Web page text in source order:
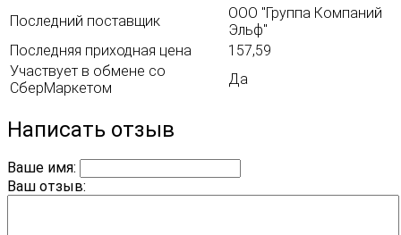
Последний поставщик
ООО "Группа Компаний
Эльф"
Последняя приходная цена
157,59
Участвует в обмене со
СберМаркетом
Да
Написать отзыв
Ваше имя:
Ваш отзыв: